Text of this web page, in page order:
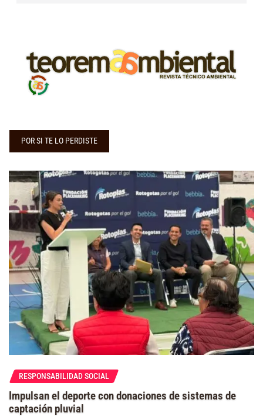
POR SI TE LO PERDISTE
RESPONSABILIDAD SOCIAL
Impulsan el deporte con donaciones de sistemas de
captación pluvial